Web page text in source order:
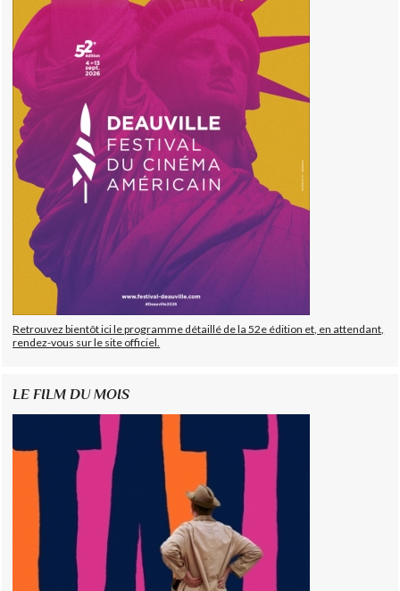
Retrouvez bientôt ici le programme détaillé de la 52e édition et, en attendant,
rendez-vous sur le site officiel.
LE FILM DU MOIS